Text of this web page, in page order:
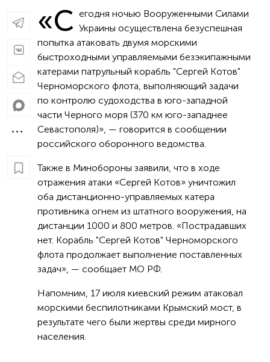
«С егодня ночью Вооруженными Силами
Украины осуществлена безуспешная
попытка атаковать двумя морскими
быстроходными управляемыми безэкипажными
катерами патрульный корабль "Сергей Котов"
Черноморского флота, выполняющий задачи
по контролю судоходства в юго-западной
части Черного моря (370 км юго-западнее
Севастополя)», — говорится в сообщении
российского оборонного ведомства.
Также в Минобороны заявили, что в ходе
отражения атаки «Сергей Котов» уничтожил
оба дистанционно-управляемых катера
противника огнем из штатного вооружения, на
дистанции 1000 и 800 метров. «Пострадавших
нет. Корабль "Сергей Котов" Черноморского
флота продолжает выполнение поставленных
задач», — сообщает МО РФ.
Напомним, 17 июля киевский режим атаковал
морскими беспилотниками Крымский мост, в
результате чего были жертвы среди мирного
населения.